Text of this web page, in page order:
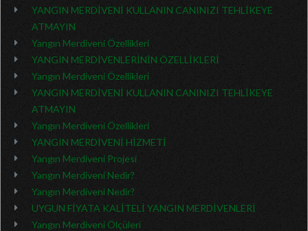
YANGIN MERDİVENİ KULLANIN CANINIZI TEHLİKEYE
ATMAYIN
Yangın Merdiveni Özellikleri
YANGIN MERDİVENLERİNİN ÖZELLİKLERİ
Yangın Merdiveni Özellikleri
YANGIN MERDİVENİ KULLANIN CANINIZI TEHLİKEYE
ATMAYIN
Yangın Merdiveni Özellikleri
YANGIN MERDİVENİ HİZMETİ
Yangın Merdiveni Projesi
Yangın Merdiveni Nedir?
Yangın Merdiveni Nedir?
UYGUN FİYATA KALİTELİ YANGIN MERDİVENLERİ
Yangın Merdiveni Ölçüleri